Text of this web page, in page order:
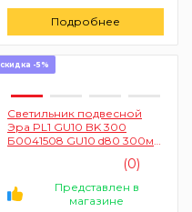
Подробнее
скидка -5%
Светильник подвесной
Эра PL1 GU10 BK 300
Б0041508 GU10 d80 300мм
(0)
Представлен в
магазине